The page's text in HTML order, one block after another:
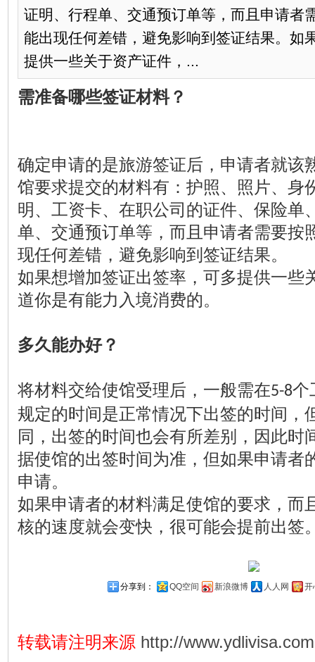
证明、行程单、交通预订单等，而且申请者
能出现任何差错，避免影响到签证结果。如
提供一些关于资产证件，...
需准备哪些签证材料？
确定申请的是旅游签证后，申请者就该
馆要求提交的材料有：护照、照片、身
明、工资卡、在职公司的证件、保险单
单、交通预订单等，而且申请者需要按
现任何差错，避免影响到签证结果。
如果想增加签证出签率，可多提供一些
道你是有能力入境消费的。
多久能办好？
将材料交给使馆受理后，一般需在5-8个
规定的时间是正常情况下出签的时间，
同，出签的时间也会有所差别，因此时
据使馆的出签时间为准，但如果申请者
申请。
如果申请者的材料满足使馆的要求，而
核的速度就会变快，很可能会提前出签
分享到： QQ空间 新浪微博 人人网 开
转载请注明来源 http://www.ydlivisa.com